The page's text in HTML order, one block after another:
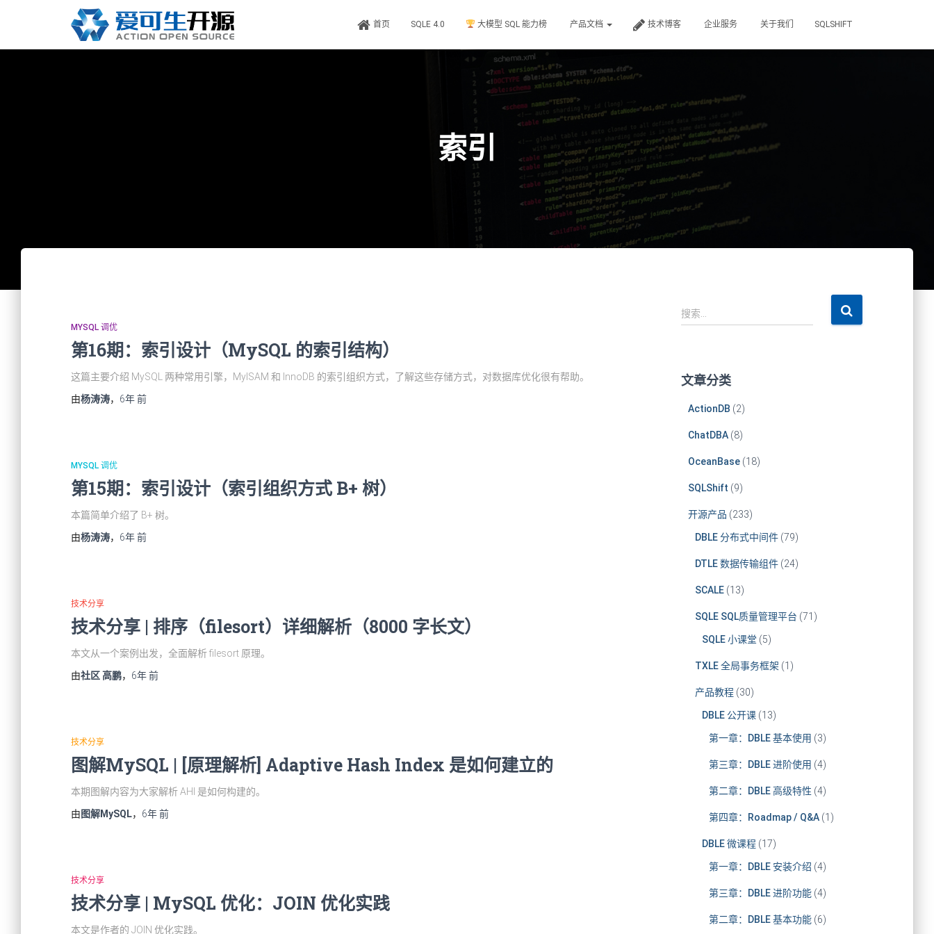
首页 SQLE 4.0 大模型 SQL 能力榜 产品文档 技术博客 企业服务 关于我们 SQLSHIFT
索引
MYSQL 调优
第16期：索引设计（MySQL 的索引结构）
这篇主要介绍 MySQL 两种常用引擎，MyISAM 和 InnoDB 的索引组织方式，了解这些存储方式，对数据库优化很有帮助。
由杨涛涛， 6年前
MYSQL 调优
第15期：索引设计（索引组织方式 B+ 树）
本篇简单介绍了 B+ 树。
由杨涛涛， 6年前
技术分享
技术分享 | 排序（filesort）详细解析（8000 字长文）
本文从一个案例出发，全面解析 filesort 原理。
由社区 高鹏， 6年前
技术分享
图解MySQL | [原理解析] Adaptive Hash Index 是如何建立的
本期图解内容为大家解析 AHI 是如何构建的。
由图解MySQL， 6年前
技术分享
技术分享 | MySQL 优化：JOIN 优化实践
本文是作者的 JOIN 优化实践。
搜索…
文章分类
ActionDB (2)
ChatDBA(8)
OceanBase(18)
SQLShift (9)
开源产品 (233)
DBLE 分布式中间件(79)
DTLE 数据传输组件(24)
SCALE(13)
SQLE SQL质量管理平台 (71)
SQLE 小课堂 (5)
TXLE 全局事务框架 (1)
产品教程(30)
DBLE 公开课(13)
第一章：DBLE 基本使用 (3)
第三章：DBLE 进阶使用 (4)
第二章：DBLE 高级特性 (4)
第四章：Roadmap / Q&A(1)
DBLE 微课程(17)
第一章：DBLE 安装介绍 (4)
第三章：DBLE 进阶功能(4)
第二章：DBLE 基本功能(6)